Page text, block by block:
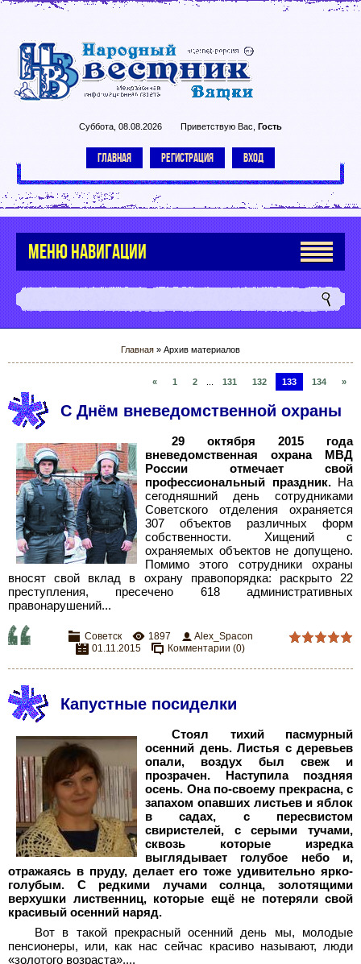
Суббота, 08.08.2026 Приветствую Вас Гость
ГЛАВНАЯ РЕГИСТРАЦИЯ ВХОД
МЕНЮ НАВИГАЦИИ
Главная » Архив материалов
« 1 2 131 132 133 134 »
С Днём вневедомственной охраны
29 октября 2015 года
вневедомственная охрана МВД
России отмечает свой
профессиональный праздник.
На
сегодняшний день сотрудниками
Советского отделения охраняется
307 объектов различных форм
собственности. Хищений с
охраняемых объектов не допущено.
Помимо этого сотрудники охраны
вносят свой вклад в охрану правопорядка: раскрыто 22
преступления, пресечено 618 административных
правонарушений...
Советск 1897
Alex_Spacon
01.11.2015
Комментарии (0)
Капустные посиделки
Стоял тихий пасмурный
осенний день. Листья с деревьев
опали, воздух был свеж и
прозрачен. Наступила поздняя
осень. Она по-своему прекрасна, с
запахом опавших листьев и яблок
в садах, с пересвистом
свиристелей, с серыми тучами,
сквозь которые изредка
выглядывает голубое небо и,
отражаясь в пруду, делает его тоже удивительно ярко-
голубым. С редкими лучами солнца, золотящими
верхушки лиственниц, которые ещё не потеряли свой
красивый осенний наряд.
Вот в такой прекрасный осенний день мы, молодые
пенсионеры, или, как нас сейчас красиво называют, люди
«золотого возраста»,...